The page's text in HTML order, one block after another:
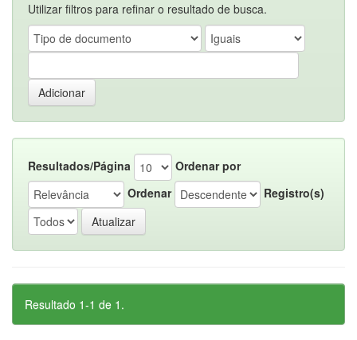
Utilizar filtros para refinar o resultado de busca.
Resultados/Página
Ordenar por
Ordenar
Registro(s)
Resultado 1-1 de 1.